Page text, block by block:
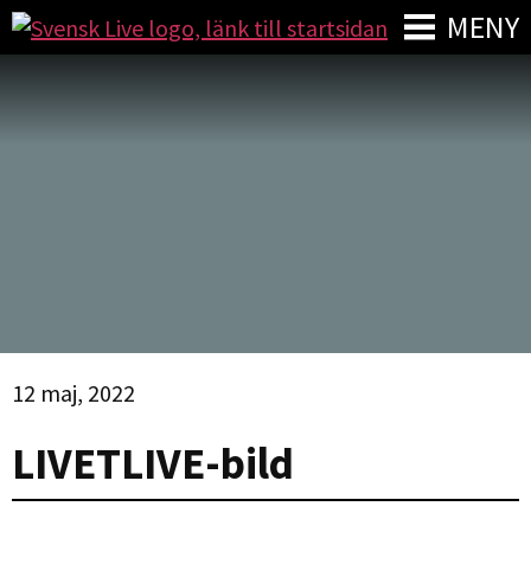
MENY
12 maj, 2022
LIVETLIVE-bild